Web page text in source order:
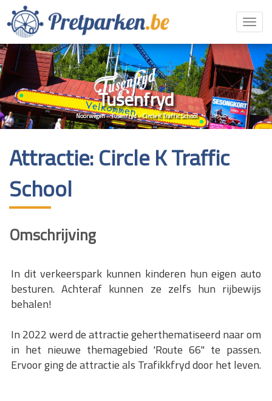
Tusenfryd
Noorwegen»Tusenfryd»Circle K Traffic School
Attractie: Circle K Traffic
School
Omschrijving
In dit verkeerspark kunnen kinderen hun eigen auto
besturen. Achteraf kunnen ze zelfs hun rijbewijs
behalen!
In 2022 werd de attractie geherthematiseerd naar om
in het nieuwe themagebied 'Route 66" te passen.
Ervoor ging de attractie als Trafikkfryd door het leven.